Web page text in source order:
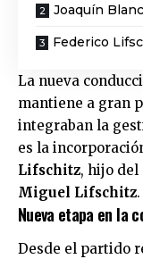
Joaquín
Federico
La nueva
mantiene a gran
integraban la
es la
Lifschitz, hijo del
Miguel Lifschitz.
Nueva etapa en la
Desde el partido